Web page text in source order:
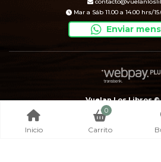
Mar a Sáb 11.00 a 14.00 hrs/
Enviar
Vuelan Los Libros
Creado por
Bsale
Inicio
0
Carrito